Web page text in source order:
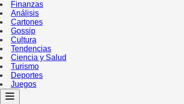
Finanzas
Análisis
Cartones
Gossip
Cultura
Tendencias
Ciencia y Salud
Turismo
Deportes
Juegos